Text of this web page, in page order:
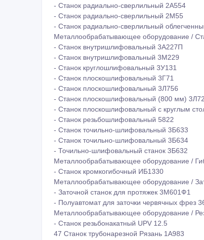
- Станок радиально-сверлильный 2А554
- Станок радиально-сверлильный 2М55
- Станок радиально-сверлильный
Металлообрабатывающее оборудование /
- Станок внутришлифовальный 3А227П
- Станок внутришлифовальный 3М229
- Станок круглошлифовальный 3У131
- Станок плоскошлифовальный 3Г71
- Станок плоскошлифовальный 3Л756
- Станок плоскошлифовальный (800 мм)
- Станок плоскошлифовальный с круглым
- Станок резьбошлифовальный 5822
- Станок точильно-шлифовальный 3Б633
- Станок точильно-шлифовальный 3Б634
- Точильно-шлифовальный станок 3Б632
Металлообрабатывающее оборудование /
- Станок кромкогибочный ИБ1330
Металлообрабатывающее оборудование /
- Заточной станок для протяжек 3М601Ф1
- Полуавтомат для заточки червячных фрез
Металлообрабатывающее оборудование /
- Станок резьбонакатный UPV 12.5
47 Станок трубонарезной Рязань 1А983